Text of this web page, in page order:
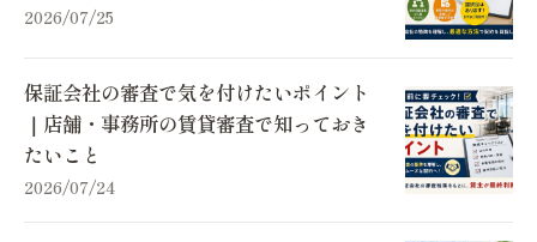
2026/07/25
保証会社の審査で気を付けたいポイント
｜店舗・事務所の賃貸審査で知っておき
たいこと
2026/07/24